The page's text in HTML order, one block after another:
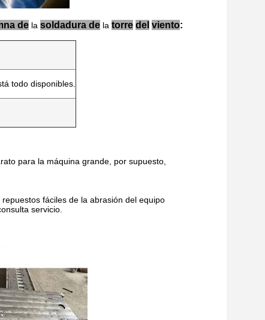
de la soldadura de la torre del viento:
todo disponibles.
para la máquina grande, por supuesto,
fáciles de la abrasión del equipo
servicio.